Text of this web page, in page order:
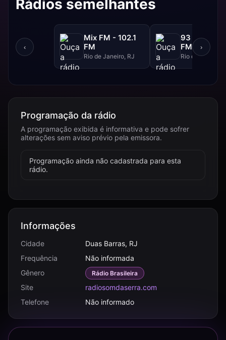
Rádios semelhantes
‹
Mix FM - 102.1
FM
Rio de Janeiro, RJ
93 FM -
FM
Rio de Janeiro,
›
Programação da rádio
A programação exibida é informativa e pode sofrer
alterações sem aviso prévio pela emissora.
Programação ainda não cadastrada para esta
rádio.
Informações
Cidade
Duas Barras, RJ
Frequência
Não informada
Gênero
Rádio Brasileira
Site
radiosomdaserra.com
Telefone
Não informado